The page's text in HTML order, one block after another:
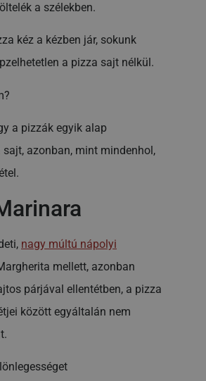
a szélekben.
kéz a kézben jár, sokunk
a pizza sajt nélkül.
a pizzák egyik alap
sajt, azonban, mint mindenhol,
nagy múltú nápolyi
mellett, azonban
párjával ellentétben, a pizza
között egyáltalán nem